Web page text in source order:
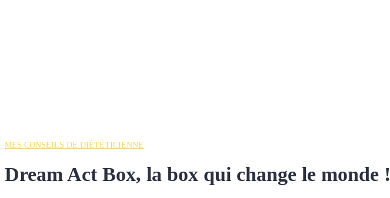
MES CONSEILS DE DIÉTÉTICIENNE
Dream Act Box, la box qui change le monde !